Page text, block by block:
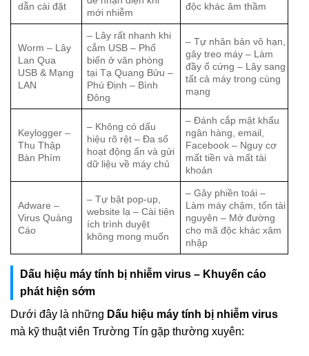
dẫn cài đặt
mới nhiễm
độc khác âm thầm
Worm – Lây
Lan Qua
USB & Mạng
LAN
– Lây rất nhanh khi
cắm USB – Phổ
biến ở văn phòng
tại Tạ Quang Bửu –
Phú Định – Bình
Đông
– Tự nhân bản vô hạn,
gây treo máy – Làm
đầy ổ cứng – Lây sang
tất cả máy trong cùng
mạng
Keylogger –
Thu Thập
Bàn Phím
– Không có dấu
hiệu rõ rệt – Đa số
hoạt động ẩn và gửi
dữ liệu về máy chủ
– Đánh cắp mật khẩu
ngân hàng, email,
Facebook – Nguy cơ
mất tiền và mất tài
khoản
Adware –
Virus Quảng
Cáo
– Tự bật pop-up,
website lạ – Cài tiện
ích trình duyệt
không mong muốn
– Gây phiền toái –
Làm máy chậm, tốn tài
nguyên – Mở đường
cho mã độc khác xâm
nhập
Dấu hiệu máy tính bị nhiễm virus – Khuyến cáo
phát hiện sớm
Dưới đây là những Dấu hiệu máy tính bị nhiễm virus
mà kỹ thuật viên Trường Tín gặp thường xuyên: